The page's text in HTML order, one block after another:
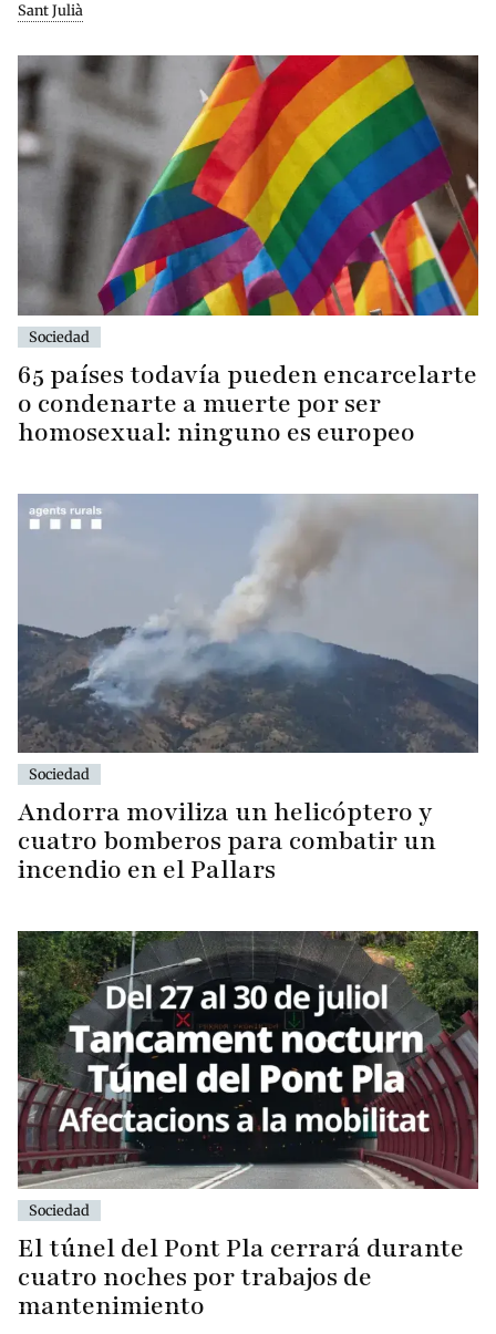
Sant Julià
Sociedad
65 países todavía pueden encarcelarte
o condenarte a muerte por ser
homosexual: ninguno es europeo
Sociedad
Andorra moviliza un helicóptero y
cuatro bomberos para combatir un
incendio en el Pallars
Sociedad
El túnel del Pont Pla cerrará durante
cuatro noches por trabajos de
mantenimiento